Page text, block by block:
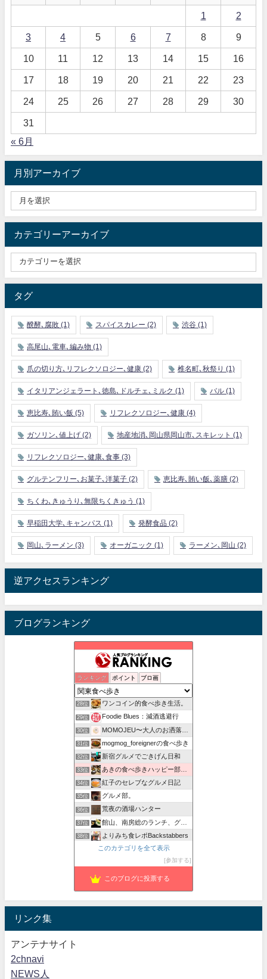
1 2
3 4 5 6 7 8 9
10 11 12 13 14 15 16
17 18 19 20 21 22 23
24 25 26 27 28 29 30
31
« 6月
月別アーカイブ
カテゴリーアーカイブ
タグ
醗酵､腐敗 (1) スパイスカレー (2) 渋谷 (1)
高尾山､電車､編み物 (1)
爪の切り方､リフレクソロジー､健康 (2) 椎名町､秋祭り (1)
イタリアンジェラート､徳島､ドルチェ､ミルク (1) バル (1)
恵比寿､賄い飯 (5) リフレクソロジー､健康 (4)
ガソリン､値上げ (2) 地産地消､岡山県岡山市､スキレット (1)
リフレクソロジー､健康､食事 (3)
グルテンフリー､お菓子､洋菓子 (2) 恵比寿､賄い飯､薬膳 (2)
ちくわ､きゅうり､無限ちくきゅう (1)
早稲田大学､キャンパス (1) 発酵食品 (2)
岡山､ラーメン (3) オーガニック (1) ラーメン､岡山 (2)
逆アクセスランキング
ブログランキング
ランキング ポイント ブロ画
26位 新川崎.jp | 新川崎・鹿島田の地域情報配信中！
27位 孤高の千葉グルメ
28位 ワンコイン的食べ歩き生活。
29位 Foodie Blues：減酒逃避行
30位 MOMOJEU〜大人のお洒落な旅とグルメ。
31位 mogmog_foreignerの食べ歩き
32位 新宿グルメでごきげん日和
33位 あきの食べ歩きハッピー部｜東長崎・西武池袋線沿線グルメ
34位 紅子のセレブなグルメ日記
35位 グルメ部。
36位 荒夜の酒場ハンター
37位 館山、南房総のランチ、グルメ、カフェおすすめ情報
38位 よりみち食レポBackstabbers
マリノスサポ-タベある記
南国さんの食べ歩き部屋
このカテゴリを全て表示
参加する
このブログに投票する
リンク集
アンテナサイト
2chnavi
NEWS人